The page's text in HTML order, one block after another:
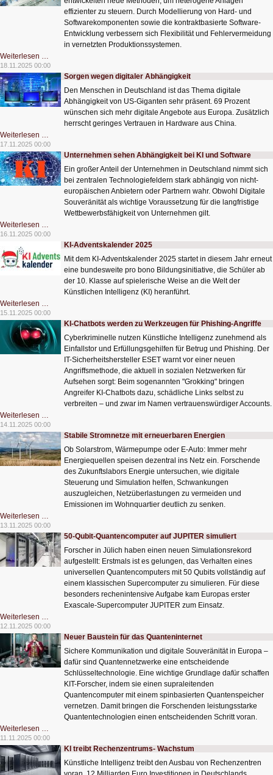
effizienter zu steuern. Durch Modellierung von Hard- und
Softwarekomponenten sowie die kontraktbasierte Software-
Entwicklung verbessern sich Flexibilität und Fehlervermeidung
in vernetzten Produktionssystemen.
Weiterlesen …
heterogene
Produktionsanlagen
modellieren
18.11.2025 00:00
Sorgen wegen digitaler Abhängigkeit
Den Menschen in Deutschland ist das Thema digitale
Abhängigkeit von US-Giganten sehr präsent. 69 Prozent
wünschen sich mehr digitale Angebote aus Europa. Zusätzlich
herrscht geringes Vertrauen in Hardware aus China.
Weiterlesen …
wegen
digitaler
Abhängigkeit
17.11.2025 00:00
Unternehmen sehen Abhängigkeit bei KI und Software
Ein großer Anteil der Unternehmen in Deutschland nimmt sich
bei zentralen Technologiefeldern stark abhängig von nicht-
europäischen Anbietern oder Partnern wahr. Obwohl Digitale
Souveränität als wichtige Voraussetzung für die langfristige
Wettbewerbsfähigkeit von Unternehmen gilt.
Weiterlesen …
sehen
Abhängigkeit
KI
und
Software
16.11.2025 00:00
KI-Adventskalender 2025
Mit dem KI-Adventskalender 2025 startet in diesem Jahr erneut
eine bundesweite pro bono Bildungsinitiative, die Schüler ab
der 10. Klasse auf spielerische Weise an die Welt der
Künstlichen Intelligenz (KI) heranführt.
Weiterlesen …
Adventskalender
2025
15.11.2025 00:00
KI-Chatbots werden zu Werkzeugen für Phishing-Angriffe
Cyberkriminelle nutzen Künstliche Intelligenz zunehmend als
Einfallstor und Erfüllungsgehilfen für Betrug und Phishing. Der
IT-Sicherheitshersteller ESET warnt vor einer neuen
Angriffsmethode, die aktuell in sozialen Netzwerken für
Aufsehen sorgt: Beim sogenannten "Grokking" bringen
Angreifer KI-Chatbots dazu, schädliche Links selbst zu
verbreiten – und zwar im Namen vertrauenswürdiger Accounts.
Weiterlesen …
Chatbots
werden
zu
Werkzeugen
für
Phishing-
Angriffe
14.11.2025 00:00
Stabile Stromnetze mit erneuerbaren Energien
Ob Solarstrom, Wärmepumpe oder E-Auto: Immer mehr
Energiequellen speisen dezentral ins Netz ein. Forschende
des Zukunftslabors Energie untersuchen, wie digitale
Steuerung und Simulation helfen, Schwankungen
auszugleichen, Netzüberlastungen zu vermeiden und
Emissionen im Wohnquartier deutlich zu senken.
Weiterlesen …
Stromnetze
mit
erneuerbaren
Energien
13.11.2025 00:00
50-Qubit-Quantencomputer auf JUPITER simuliert
Forscher in Jülich haben einen neuen Simulationsrekord
aufgestellt: Erstmals ist es gelungen, das Verhalten eines
universellen Quantencomputers mit 50 Qubits vollständig auf
einem klassischen Supercomputer zu simulieren. Für diese
besonders rechenintensive Aufgabe kam Europas erster
Exascale-Supercomputer JUPITER zum Einsatz.
Weiterlesen …
Qubit-
Quantencomputer
auf
JUPITER
simuliert
12.11.2025 00:00
Neuer Baustein für das Quanteninternet
Sichere Kommunikation und digitale Souveränität in Europa –
dafür sind Quantennetzwerke eine entscheidende
Schlüsseltechnologie. Eine wichtige Grundlage dafür schaffen
KIT-Forscher, indem sie einen supraleitenden
Quantencomputer mit einem spinbasierten Quantenspeicher
vernetzen. Damit bringen die Forschenden leistungsstarke
Quantentechnologien einen entscheidenden Schritt voran.
Weiterlesen …
Baustein
für
das
Quanteninternet
11.11.2025 00:00
KI treibt Rechenzentrums- Wachstum
Künstliche Intelligenz treibt den Ausbau von Rechenzentren